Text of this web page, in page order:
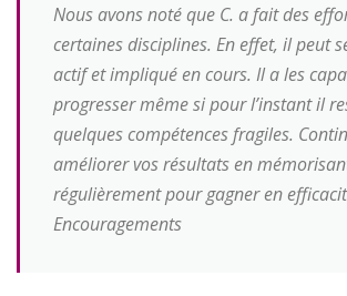
Nous avons noté que C. a fait des
certaines disciplines. En effet, il peut
actif et impliqué en cours. Il a les
progresser même si pour l’instant il
quelques compétences fragiles.
améliorer vos résultats en
régulièrement pour gagner en
Encouragements